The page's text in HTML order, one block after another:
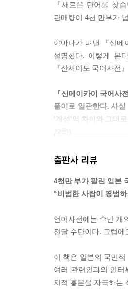
『새로운 단어를 찾
판매량이 4천 만부가
야마다가 펴낸 『신메
설명했다. 이렇게 본
『산세이도 국어사전
『신메이카이 국어
풀이로 일관한다. 사
'개성'의 차이와 그대
패전후, 고학력자이
개정판을 내야 하지만
하고, 야마다 역시 초
『신메이카이 국어사
모방을 되풀이하는 사
한편 야마다의 『신메
관행이 있었다. '생활
누구도 따라할 수 없
출판사 리뷰
4천만 부가 팔린 일본
“비범한 사람이 평범
언어사전에는 수만 개
전달 수단이다. 그럼에
이 책은 일본의 국민
여러 관련인과의 인
지적 흥분을 자극하는